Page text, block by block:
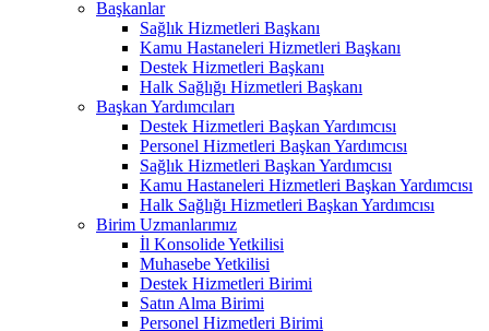
Başkanlar
Sağlık Hizmetleri Başkanı
Kamu Hastaneleri Hizmetleri Başkanı
Destek Hizmetleri Başkanı
Halk Sağlığı Hizmetleri Başkanı
Başkan Yardımcıları
Destek Hizmetleri Başkan Yardımcısı
Personel Hizmetleri Başkan Yardımcısı
Sağlık Hizmetleri Başkan Yardımcısı
Kamu Hastaneleri Hizmetleri Başkan Yardımcısı
Halk Sağlığı Hizmetleri Başkan Yardımcısı
Birim Uzmanlarımız
İl Konsolide Yetkilisi
Muhasebe Yetkilisi
Destek Hizmetleri Birimi
Satın Alma Birimi
Personel Hizmetleri Birimi